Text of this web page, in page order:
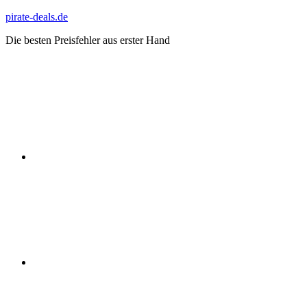
Zum
springen
pirate-deals.de
Die besten Preisfehler aus erster Hand